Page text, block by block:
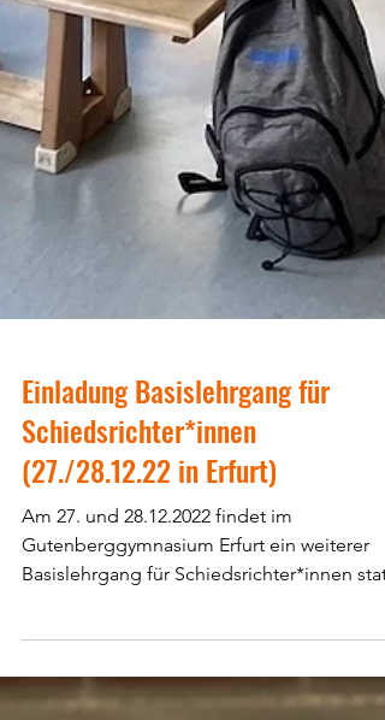
Einladung Basislehrgang für
Schiedsrichter*innen
(27./28.12.22 in Erfurt)
Am 27. und 28.12.2022 findet im
Gutenberggymnasium Erfurt ein weiterer